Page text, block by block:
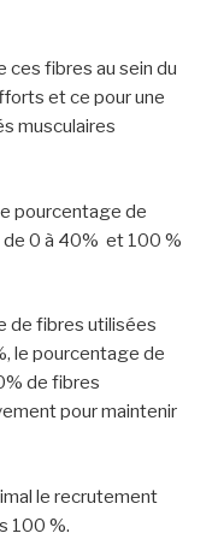
ces fibres au sein du
et ce pour une
musculaires
pourcentage de
de 0 à 40% et 100 %
de fibres utilisées
le pourcentage de
de fibres
pour maintenir
le recrutement
100 %.